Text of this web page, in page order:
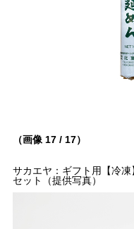
（画像 17 / 17）
サカエヤ：ギフト用【冷
セット（提供写真）